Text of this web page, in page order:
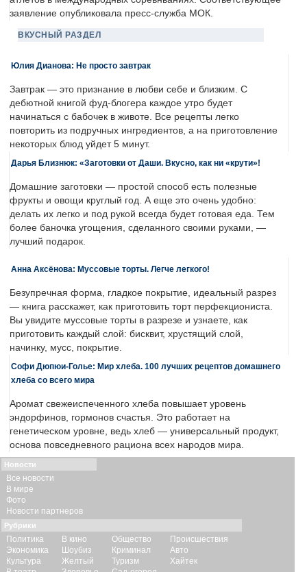
заявление опубликовала пресс-служба МОК.
ВКУСНЫЙ РАЗДЕЛ
Юлия Дианова: Не просто завтрак
Завтрак — это признание в любви себе и близким. С
дебютной книгой фуд-блогера каждое утро будет
начинаться с бабочек в животе. Все рецепты легко
повторить из подручных ингредиентов, а на приготовление
некоторых блюд уйдет 5 минут.
Дарья Близнюк: «Заготовки от Даши. Вкусно, как ни «крути»!
Домашние заготовки — простой способ есть полезные
фрукты и овощи круглый год. А еще это очень удобно:
делать их легко и под рукой всегда будет готовая еда. Тем
более баночка угощения, сделанного своими руками, —
лучший подарок.
Анна Аксёнова: Муссовые торты. Легче легкого!
Безупречная форма, гладкое покрытие, идеальный разрез
— книга расскажет, как приготовить торт перфекциониста.
Вы увидите муссовые торты в разрезе и узнаете, как
приготовить каждый слой: бисквит, хрустящий слой,
начинку, мусс, покрытие.
Софи Дюпюи-Голье: Мир хлеба. 100 лучших рецептов домашнего
хлеба со всего мира
Аромат свежеиспеченного хлеба повышает уровень
эндорфинов, гормонов счастья. Это работает на
генетическом уровне, ведь хлеб — универсальный продукт,
основа повседневного рациона всех народов мира.
Новости
Все новости
В мире
Фото
Новости партнеров
Рубрики
Политика
Экономика
Культура
В кино
Шоубиз
Желтый
Общество
Криминал
Туризм
Происшествия
Авто
Хайтек